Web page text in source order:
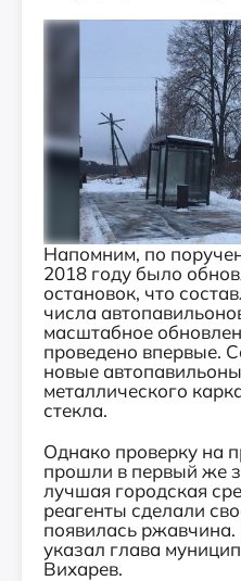
Напомним, по
2018 году было
остановок, что
числа
масштабное
проведено впервые.
новые
металлического
стекла.
Однако проверку на
прошли в первый же
лучшая городская
реагенты сделали
появилась ржавчина.
указал глава
Вихарев.